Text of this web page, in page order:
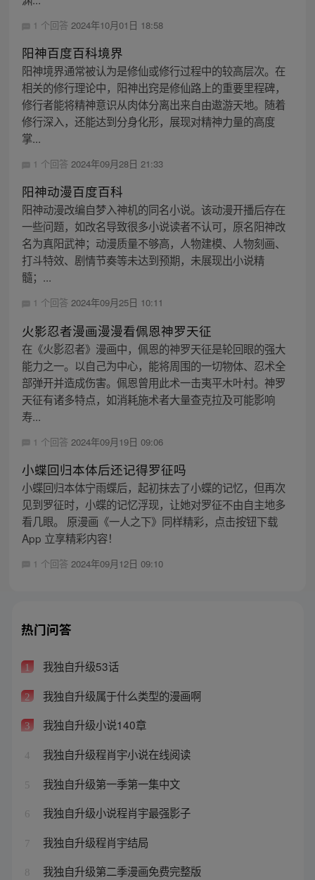
1 个回答 2024年10月01日 18:58
阳神百度百科境界
阳神境界通常被认为是修仙或修行过程中的较高层次。在
相关的修行理论中，阳神出窍是修仙路上的重要里程碑，
修行者能将精神意识从肉体分离出来自由遨游天地。随着
修行深入，还能达到分身化形，展现对精神力量的高度
掌...
1 个回答 2024年09月28日 21:33
阳神动漫百度百科
阳神动漫改编自梦入神机的同名小说。该动漫开播后存在
一些问题，如改名导致很多小说读者不认可，原名阳神改
名为真阳武神；动漫质量不够高，人物建模、人物刻画、
打斗特效、剧情节奏等未达到预期，未展现出小说精
髓；...
1 个回答 2024年09月25日 10:11
火影忍者漫画漫漫看佩恩神罗天征
在《火影忍者》漫画中，佩恩的神罗天征是轮回眼的强大
能力之一。以自己为中心，能将周围的一切物体、忍术全
部弹开并造成伤害。佩恩曾用此术一击夷平木叶村。神罗
天征有诸多特点，如消耗施术者大量查克拉及可能影响
寿...
1 个回答 2024年09月19日 09:06
小蝶回归本体后还记得罗征吗
小蝶回归本体宁雨蝶后，起初抹去了小蝶的记忆，但再次
见到罗征时，小蝶的记忆浮现，让她对罗征不由自主地多
看几眼。 原漫画《一人之下》同样精彩，点击按钮下载
App 立享精彩内容！
1 个回答 2024年09月12日 09:10
热门问答
1 我独自升级53话
2 我独自升级属于什么类型的漫画啊
3 我独自升级小说140章
4 我独自升级程肖宇小说在线阅读
5 我独自升级第一季第一集中文
6 我独自升级小说程肖宇最强影子
7 我独自升级程肖宇结局
8 我独自升级第二季漫画免费完整版